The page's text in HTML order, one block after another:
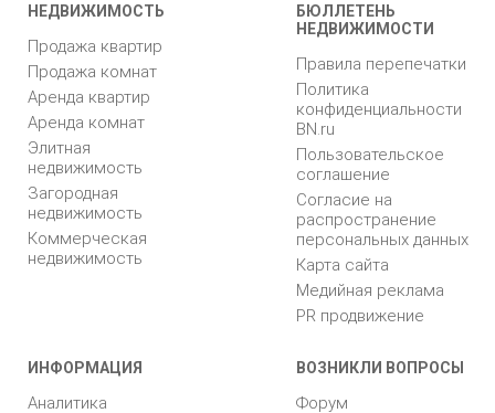
НЕДВИЖИМОСТЬ
Продажа квартир
Продажа комнат
Аренда квартир
Аренда комнат
Элитная
недвижимость
Загородная
недвижимость
Коммерческая
недвижимость
БЮЛЛЕТЕНЬ
НЕДВИЖИМОСТИ
Правила перепечатки
Политика
конфиденциальности
BN.ru
Пользовательское
соглашение
Согласие на
распространение
персональных данных
Карта сайта
Медийная реклама
PR продвижение
ИНФОРМАЦИЯ
Аналитика
ВОЗНИКЛИ ВОПРОСЫ
Форум